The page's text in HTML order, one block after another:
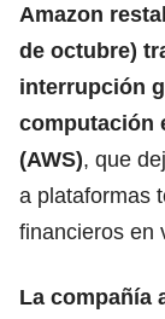
Amazon
de octubre)
interrupción
computación
(AWS), que
a plataformas
financieros en
La compañía